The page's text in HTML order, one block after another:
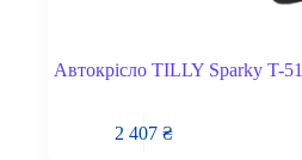
Автокрісло TILLY Sparky T-
2 407₴